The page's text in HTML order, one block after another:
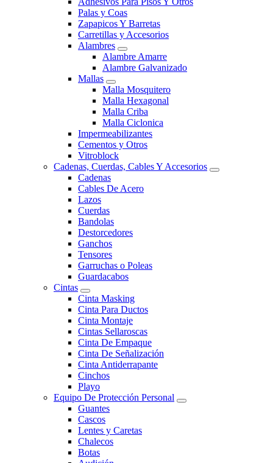
Palas y Coas
Zapapicos Y Barretas
Carretillas y Accesorios
Alambres
Alambre Amarre
Alambre Galvanizado
Mallas
Malla Mosquitero
Malla Hexagonal
Malla Criba
Malla Ciclonica
Impermeabilizantes
Cementos y Otros
Vitroblock
Cadenas, Cuerdas, Cables Y Accesorios
Cadenas
Cables De Acero
Lazos
Cuerdas
Bandolas
Destorcedores
Ganchos
Tensores
Garruchas o Poleas
Guardacabos
Cintas
Cinta Masking
Cinta Para Ductos
Cinta Montaje
Cintas Sellaroscas
Cinta De Empaque
Cinta De Señalización
Cinta Antiderrapante
Cinchos
Playo
Equipo De Protección Personal
Guantes
Cascos
Lentes y Caretas
Chalecos
Botas